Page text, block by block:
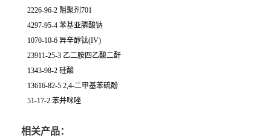
2226-96-2 阻聚剂701
4297-95-4 苯基亚膦酸钠
1070-10-6 异辛醇钛(IV)
23911-25-3 乙二胺四乙酸二酐
1343-98-2 硅酸
13616-82-5 2,4-二甲基苯硫酚
51-17-2 苯并咪唑
相关产品：